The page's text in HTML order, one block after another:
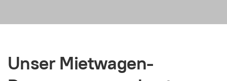
Unser Mietwagen-